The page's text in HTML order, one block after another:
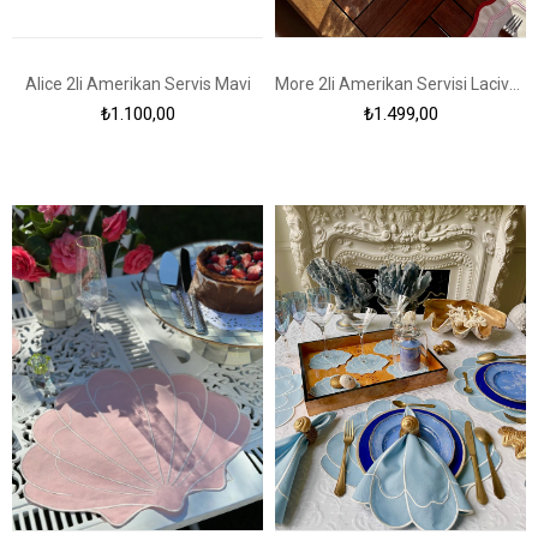
Alice 2li Amerikan Servis Mavi
₺1.100,00 ₺1.499,00